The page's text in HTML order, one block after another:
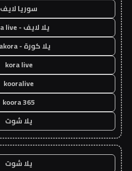
سوريا لايف
يلا لايف - yalla live
يلا كورة - yallakora
kora live
kooralive
koora 365
يلا شوت
يلا شوت